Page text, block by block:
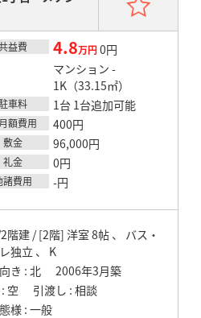
賃料 4.8万円
益費
0円
マンション -
1K（33.15㎡）
車料 1台 1台追加可能
額費用 400円
敷金 96,000円
礼金 0円
諸費用 -円
階建 / [2階] 洋室 8帖 、 バス・
独立 、 K
き 北
2006年3月築
空 引渡し 相談
様 一般